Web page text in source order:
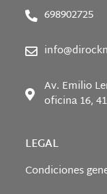
698902725
Av. Emilio
oficina 16,
LEGAL
Condiciones